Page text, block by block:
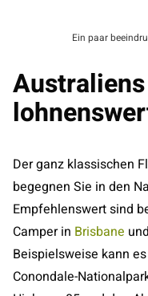
Ein paar
Der ganz klassischen
begegnen Sie in den
Empfehlenswert sind
Camper in Brisbane
Beispielsweise kann
Conondale-